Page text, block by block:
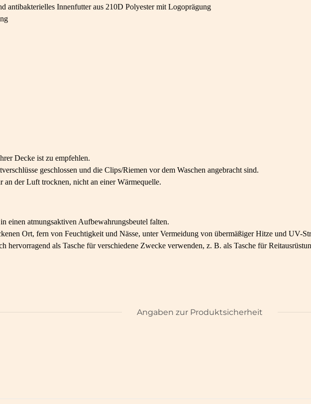
antibakterielles Innenfutter aus 210D Polyester mit Logoprägung
Decke ist zu empfehlen.
geschlossen und die Clips/Riemen vor dem Waschen angebracht sind.
an der Luft trocknen, nicht an einer Wärmequelle.
einen atmungsaktiven Aufbewahrungsbeutel falten.
Ort, fern von Feuchtigkeit und Nässe, unter Vermeidung von übermäßiger Hitze und UV-
hervorragend als Tasche für verschiedene Zwecke verwenden, z. B. als Tasche für
Angaben zur Produktsicherheit